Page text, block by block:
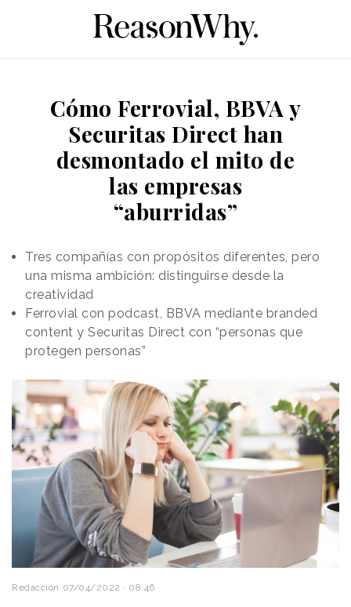
Cómo Ferrovial, BBVA y
Securitas Direct han
desmontado el mito de
las empresas
“aburridas”
Tres compañías con propósitos diferentes, pero
una misma ambición: distinguirse desde la
creatividad
Ferrovial con podcast, BBVA mediante branded
content y Securitas Direct con “personas que
protegen personas”
Redacción 07/04/2022 · 08:46